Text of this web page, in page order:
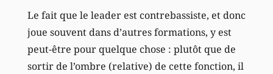
Le fait que le leader est contrebassiste, et donc
joue souvent dans d’autres formations, y est
peut-être pour quelque chose : plutôt que de
sortir de l’ombre (relative) de cette fonction, il